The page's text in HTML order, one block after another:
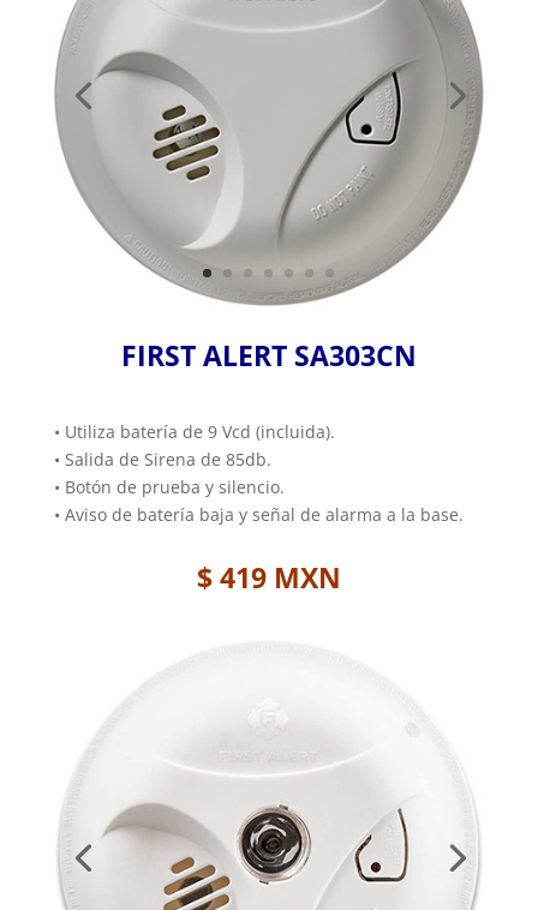
FIRST ALERT SA303CN
• Utiliza batería de 9 Vcd (incluida).
• Salida de Sirena de 85db.
• Botón de prueba y silencio.
• Aviso de batería baja y señal de alarma a la base.
$ 419 MXN